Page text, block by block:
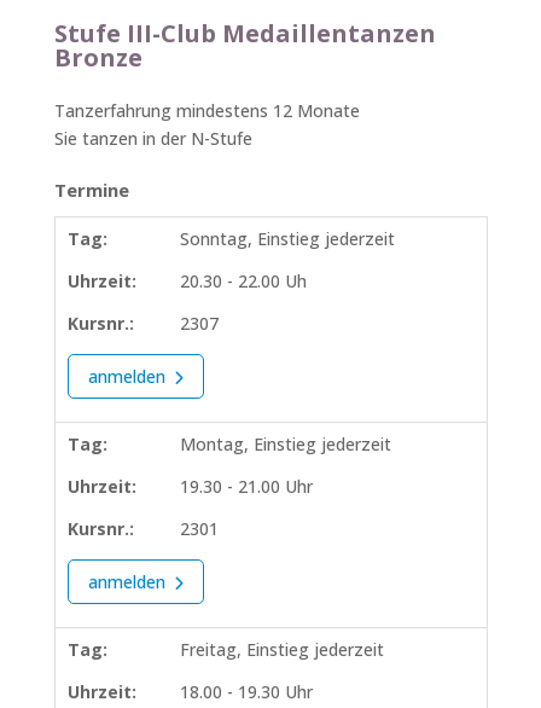
Stufe III-Club Medaillentanzen
Bronze
Tanzerfahrung mindestens 12 Monate
Sie tanzen in der N-Stufe
Termine
Tag:
Sonntag, Einstieg jederzeit
Uhrzeit:
20.30 - 22.00 Uh
Kursnr.:
2307
anmelden
Tag:
Montag, Einstieg jederzeit
Uhrzeit:
19.30 - 21.00 Uhr
Kursnr.:
2301
anmelden
Tag:
Freitag, Einstieg jederzeit
Uhrzeit:
18.00 - 19.30 Uhr